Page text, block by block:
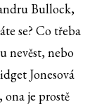
Bullock,
se? Co třeba
nevěst, nebo
Jonesová
je prostě